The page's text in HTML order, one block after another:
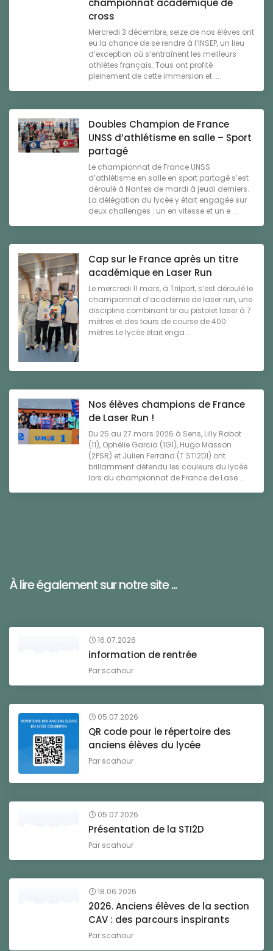
championnat académique de
cross
Mercredi 3 décembre, seize de nos élèves ont
eu la chance de se rendre à l’INSEP, un lieu
d’exception où s’entraînent les meilleurs
athlètes français. Tous ont profité
pleinement de cette immersion et ...
Doubles Champion de France
UNSS d’athlétisme en salle – Sport
partagé
Le championnat de France UNSS
d’athlétisme en salle en sport partagé s’est
déroulé à Nantes de mardi à jeudi derniers.
La délégation du lycée y était engagée sur
deux challenges : un en vitesse et un e ...
Cap sur le France après un titre
académique en Laser Run
Le mercredi 11 mars, à Trilport, s’est déroulé le
championnat d’académie de laser run, une
discipline combinant tir au pistolet laser à 7
mètres et des tours de course de 400
mètres.Le lycée était enga ...
Nos élèves champions de France
de Laser Run !
Du 25 au 27 mars 2026 à Sens, Lilly Rabot
(11), Ophélie Garcia (1G1), Hugo Masson
(2PSR) et Julien Ferrand (T STI2D1) ont
brillamment défendu les couleurs du lycée
lors du championnat de France de Lase ...
À lire également sur notre site ...
16.07.2026
information de rentrée
Par scahour
05.07.2026
QR code pour le répertoire des
anciens élèves du lycée
Par scahour
05.07.2026
Présentation de la STI2D
Par scahour
18.06.2026
2026. Anciens élèves de la section
CAV : des parcours inspirants
Par scahour